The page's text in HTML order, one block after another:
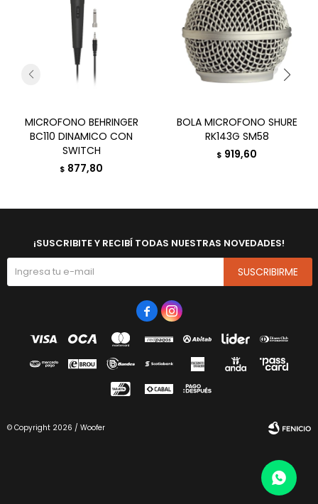
MICROFONO BEHRINGER
BC110 DINAMICO CON
SWITCH
$ 877,80
BOLA MICROFONO SHURE
RK143G SM58
$ 919,60
¡SUSCRIBITE Y RECIBÍ TODAS NUESTRAS NOVEDADES!
SUSCRIBIRME
 
© Copyright 2026 / Woofer